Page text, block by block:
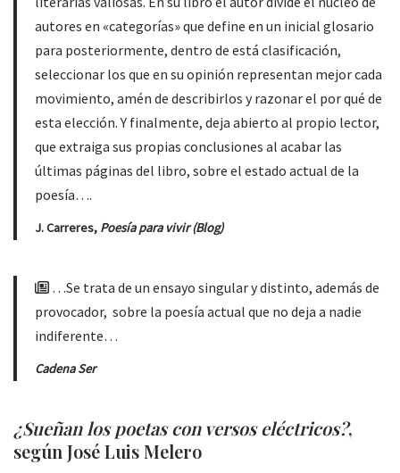
autores en «categorías» que define en un inicial glosario
para posteriormente, dentro de está clasificación,
seleccionar los que en su opinión representan mejor cada
movimiento, amén de describirlos y razonar el por qué de
esta elección. Y finalmente, deja abierto al propio lector,
que extraiga sus propias conclusiones al acabar las
últimas páginas del libro, sobre el estado actual de la
poesía….
J. Carreres, Poesía para vivir (Blog)
…Se trata de un ensayo singular y distinto, además de
provocador, sobre la poesía actual que no deja a nadie
indiferente…
Cadena Ser
¿Sueñan los poetas con versos eléctricos?,
según José Luis Melero